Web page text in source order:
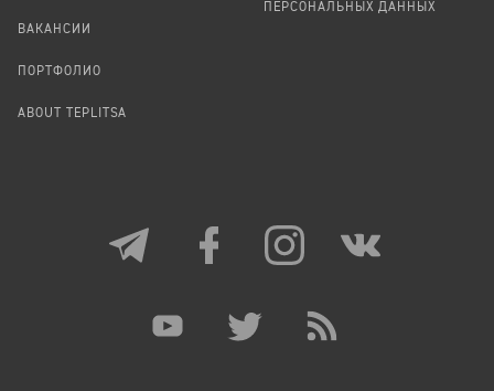
ВАКАНСИИ
ПОРТФОЛИО
ABOUT TEPLITSA
ПЕРСОНАЛЬНЫХ ДАННЫХ